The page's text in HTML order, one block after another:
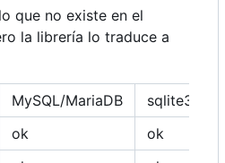
que no existe en el
la librería lo traduce a
MySQL/MariaDB sqlite3
ok ok